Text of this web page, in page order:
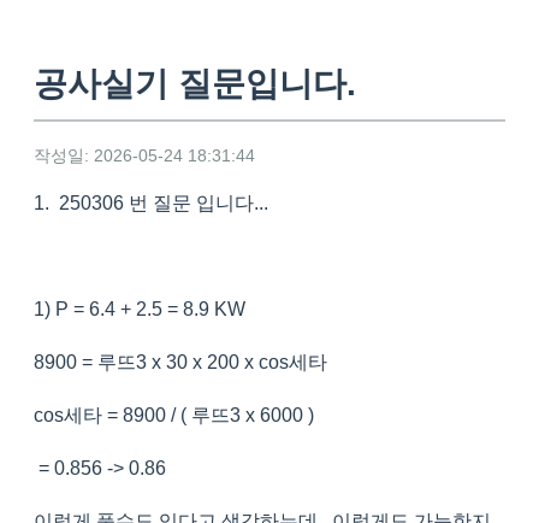
공사실기 질문입니다.
작성일: 2026-05-24 18:31:44
1. 250306 번 질문 입니다...
1) P = 6.4 + 2.5 = 8.9 KW
8900 = 루뜨3 x 30 x 200 x cos세타
cos세타 = 8900 / ( 루뜨3 x 6000 )
= 0.856 -> 0.86